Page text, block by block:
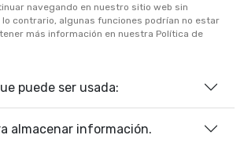
Políticas De Cookies
Preguntas Frecuentes
933906515
navegando en nuestro sitio web sin
contrario, algunas funciones podrían no estar
más información en nuestra Política de
puede ser usada:
almacenar información.